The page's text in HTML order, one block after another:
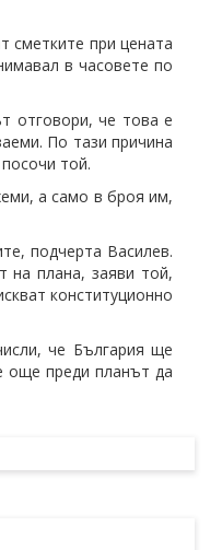
сметките при цената
в часовете по
отговори, че това е
По тази причина
той.
а само в броя им,
подчерта Василев.
на плана, заяви той,
конституционно
че България ще
още преди планът да